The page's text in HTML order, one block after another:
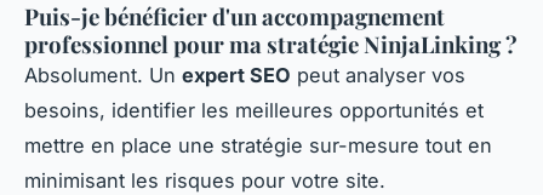
Puis-je bénéficier d'un accompagnement
professionnel pour ma stratégie NinjaLinking ?
Absolument. Un expert SEO peut analyser vos
besoins, identifier les meilleures opportunités et
mettre en place une stratégie sur-mesure tout en
minimisant les risques pour votre site.